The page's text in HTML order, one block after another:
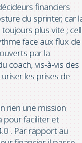
financiers
du sprinter, car
plus vite ;
face aux flux de
par la
coach, vis-à-vis des
les prises de
rien une mission
pour faciliter et
. Par rapport au